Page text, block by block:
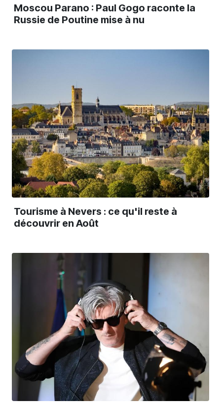
Moscou Parano : Paul Gogo raconte la
Russie de Poutine mise à nu
Tourisme à Nevers : ce qu'il reste à
découvrir en Août